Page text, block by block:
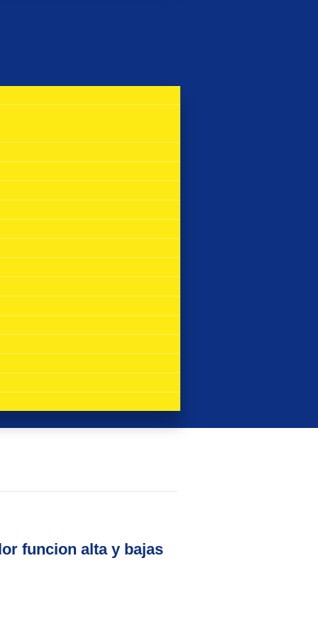
funcion alta y bajas